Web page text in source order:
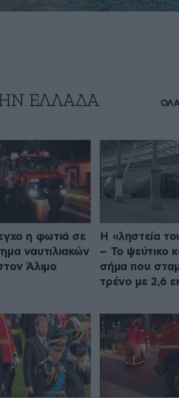
ΕΛΛΑΔΑ
η φωτιά σε
ναυτιλιακών
Άλιμο
Η «ληστεία
– Το ψεύτικο
σήμα που
τρένο με 2,6